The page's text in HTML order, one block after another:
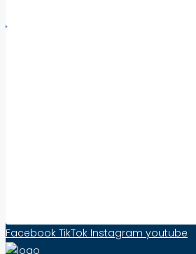
Facebook TikTok Instagram youtube